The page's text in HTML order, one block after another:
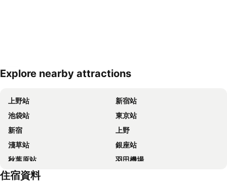
展開地圖
Explore nearby attractions
上野站
新宿站
池袋站
東京站
新宿
上野
淺草站
銀座站
秋葉原站
羽田機場
品川站
住宿資料